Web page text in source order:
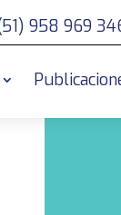
958 969